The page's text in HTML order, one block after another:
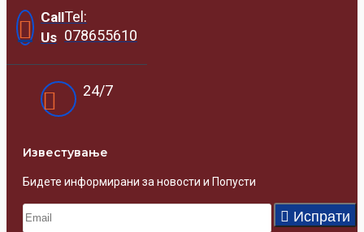
Call
Us
Tel:
078655610
24/7
Известувањe
Бидете информирани за новости и Попусти
Испрати